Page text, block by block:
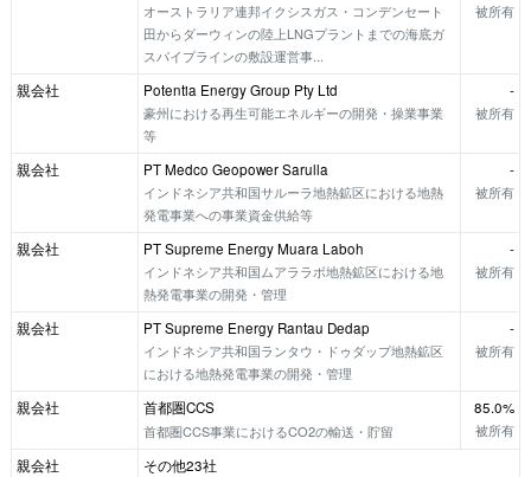
オーストラリア連邦イクシスガス・コンデンセート
田からダーウィンの陸上LNGプラントまでの海底ガ
スパイプラインの敷設運営事...
被所有
親会社
Potentia Energy Group Pty Ltd
豪州における再生可能エネルギーの開発・操業事業
等
-
被所有
親会社
PT Medco Geopower Sarulla
インドネシア共和国サルーラ地熱鉱区における地熱
発電事業への事業資金供給等
-
被所有
親会社
PT Supreme Energy Muara Laboh
インドネシア共和国ムアララボ地熱鉱区における地
熱発電事業の開発・管理
-
被所有
親会社
PT Supreme Energy Rantau Dedap
インドネシア共和国ランタウ・ドゥダップ地熱鉱区
における地熱発電事業の開発・管理
-
被所有
親会社
首都圏CCS
首都圏CCS事業におけるCO2の輸送・貯留
85.0%
被所有
親会社
その他23社